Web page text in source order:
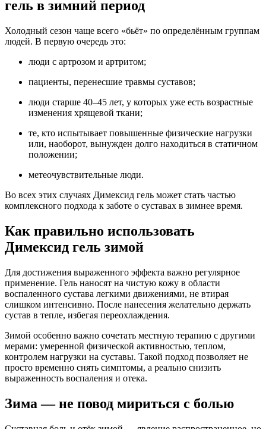
гель в зимний период
Холодный сезон чаще всего «бьёт» по определённым группам
людей. В первую очередь это:
люди с артрозом и артритом;
пациенты, перенесшие травмы суставов;
люди старше 40–45 лет, у которых уже есть возрастные
изменения хрящевой ткани;
те, кто испытывает повышенные физические нагрузки
или, наоборот, вынужден долго находиться в статичном
положении;
метеочувствительные люди.
Во всех этих случаях Димексид гель может стать частью
комплексного подхода к заботе о суставах в зимнее время.
Как правильно использовать
Димексид гель зимой
Для достижения выраженного эффекта важно регулярное
применение. Гель наносят на чистую кожу в области
воспаленного сустава легкими движениями, не втирая
слишком интенсивно. После нанесения желательно держать
сустав в тепле, избегая переохлаждения.
Зимой особенно важно сочетать местную терапию с другими
мерами: умеренной физической активностью, теплом,
контролем нагрузки на суставы. Такой подход позволяет не
просто временно снять симптомы, а реально снизить
выраженность воспаления и отека.
Зима — не повод мириться с болью